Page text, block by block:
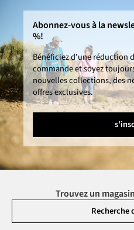
Abonnez-vous à la
%!
Bénéficiez d'une réduction
commande et soyez
nouvelles collections, des
offres exclusives.
Trouvez un
Recherche